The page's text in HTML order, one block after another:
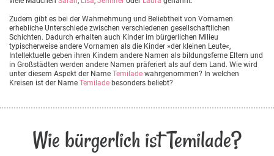
Zudem gibt es bei der Wahrnehmung und Beliebtheit von Vornamen
erhebliche Unterschiede zwischen verschiedenen gesellschaftlichen
Schichten. Dadurch erhalten auch Kinder im bürgerlichen Milieu
typischerweise andere Vornamen als die Kinder »der kleinen Leute«,
Intellektuelle geben ihren Kindern andere Namen als bildungsferne Eltern und
in Großstädten werden andere Namen präferiert als auf dem Land. Wie wird
unter diesem Aspekt der Name Temilade wahrgenommen? In welchen
Kreisen ist der Name Temilade besonders beliebt?
Wie bürgerlich ist Temilade?